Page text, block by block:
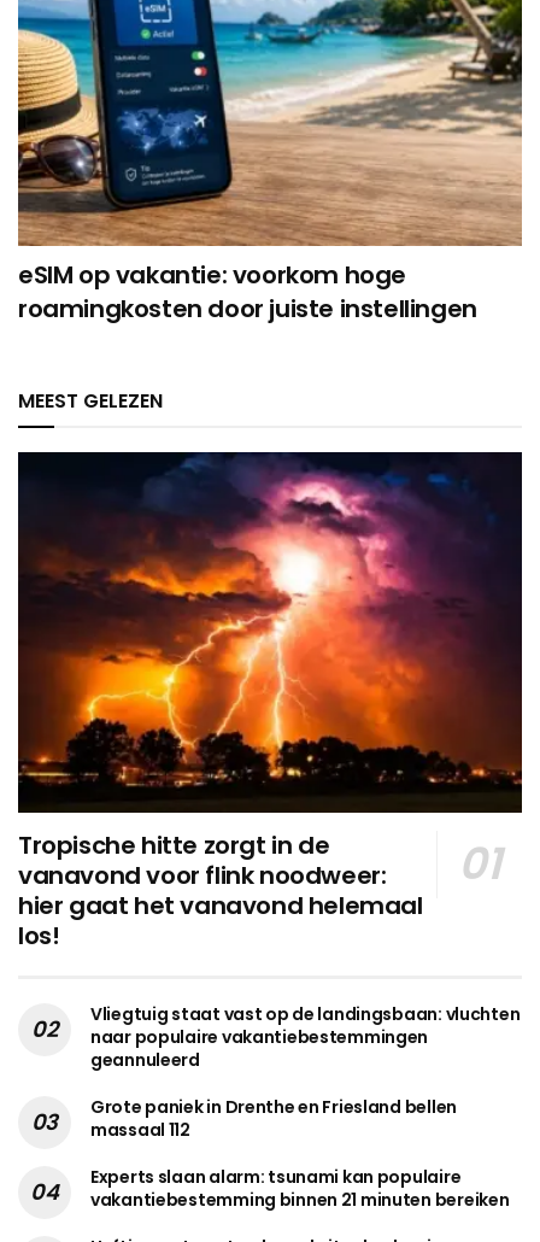
eSIM op vakantie: voorkom hoge
roamingkosten door juiste instellingen
MEEST GELEZEN
Tropische hitte zorgt in de
vanavond voor flink noodweer:
hier gaat het vanavond helemaal
los!
Vliegtuig staat vast op de landingsbaan: vluchten
naar populaire vakantiebestemmingen
geannuleerd
Grote paniek in Drenthe en Friesland bellen
massaal 112
Experts slaan alarm: tsunami kan populaire
vakantiebestemming binnen 21 minuten bereiken